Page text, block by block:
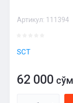
Артикул: 111394
SCT
62 000 сўм